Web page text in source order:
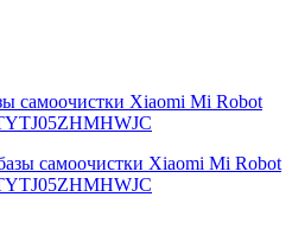
самоочистки Xiaomi Mi Robot